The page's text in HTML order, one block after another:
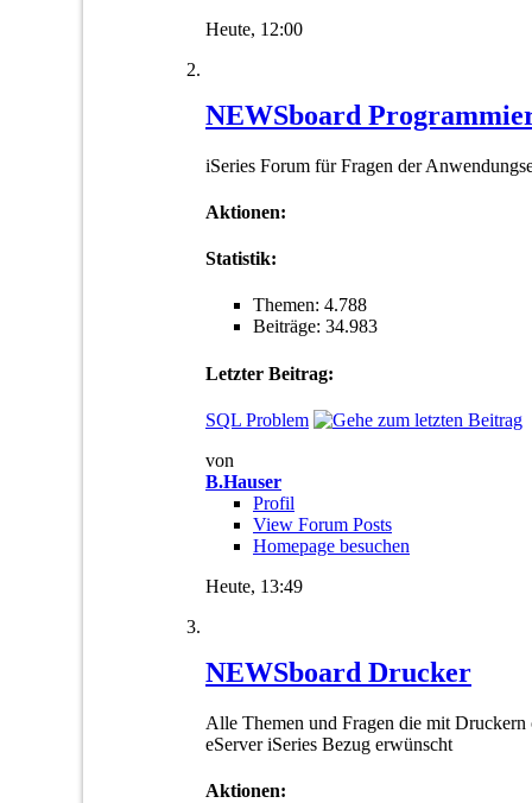
Heute, 12:00
NEWSboard
iSeries Forum für Fragen der
Aktionen:
Statistik:
Themen: 4.788
Beiträge: 34.983
Letzter Beitrag:
SQL Problem
von
B.Hauser
Profil
View Forum Posts
Homepage besuchen
Heute, 13:49
NEWSboard Drucker
Alle Themen und Fragen die mit Druckern
eServer iSeries Bezug erwünscht
Aktionen: